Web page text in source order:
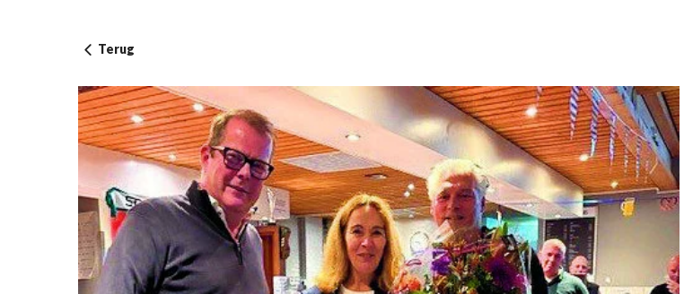
Terug